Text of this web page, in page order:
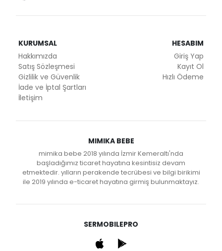
KURUMSAL
Hakkımızda
Satış Sözleşmesi
Gizlilik ve Güvenlik
İade ve İptal Şartları
İletişim
HESABIM
Giriş Yap
Kayıt Ol
Hızlı Ödeme
MIMIKA BEBE
mimika bebe 2018 yılında İzmir Kemeraltı'nda
başladığımız ticaret hayatına kesintisiz devam
etmektedir. yılların perakende tecrübesi ve bilgi birikimi
ile 2019 yılında e-ticaret hayatına girmiş bulunmaktayız.
SERMOBILEPRO